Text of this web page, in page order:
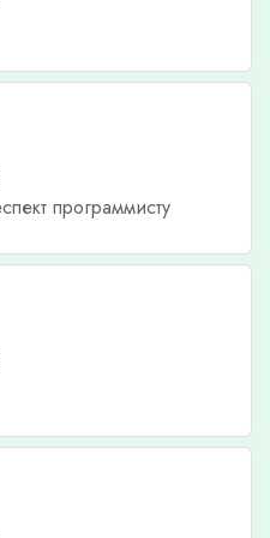
программисту